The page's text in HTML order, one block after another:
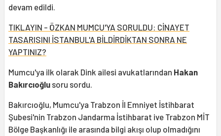
devam edildi.
TIKLAYIN - ÖZKAN MUMCU'YA SORULDU: CİNAYET
TASARISINI İSTANBUL'A BİLDİRDİKTAN SONRA NE
YAPTINIZ?
Mumcu'ya ilk olarak Dink ailesi avukatlarından Hakan
Bakırcıoğlu soru sordu.
Bakırcıoğlu, Mumcu'ya Trabzon İl Emniyet İstihbarat
Şubesi'nin Trabzon Jandarma İstihbarat ive Trabzon MİT
Bölge Başkanlığı ile arasında bilgi akışı olup olmadığını